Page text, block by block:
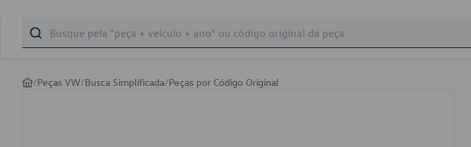
/Peças VW/Busca Simplificada/Peças por Código Original